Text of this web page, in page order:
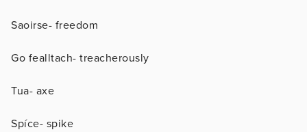
Saoirse- freedom
Go fealltach- treacherously
Tua- axe
Spíce- spike